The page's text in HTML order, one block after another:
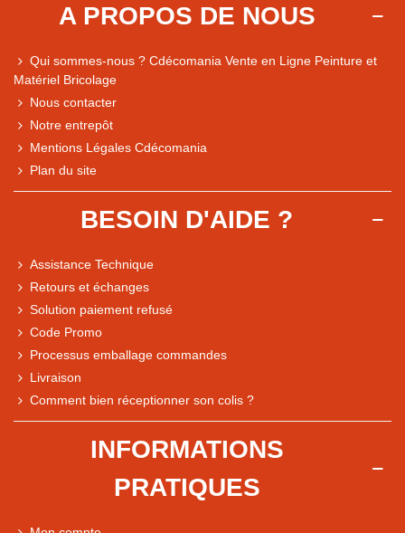
Comparaison des performances du magasin
A PROPOS DE NOUS
Qui sommes-nous ? Cdécomania Vente en Ligne Peinture et
Matériel Bricolage
Nous contacter
Notre entrepôt
Mentions Légales Cdécomania
Plan du site
BESOIN D'AIDE ?
Assistance Technique
Retours et échanges
Solution paiement refusé
Code Promo
Processus emballage commandes
Livraison
Comment bien réceptionner son colis ?
INFORMATIONS
PRATIQUES